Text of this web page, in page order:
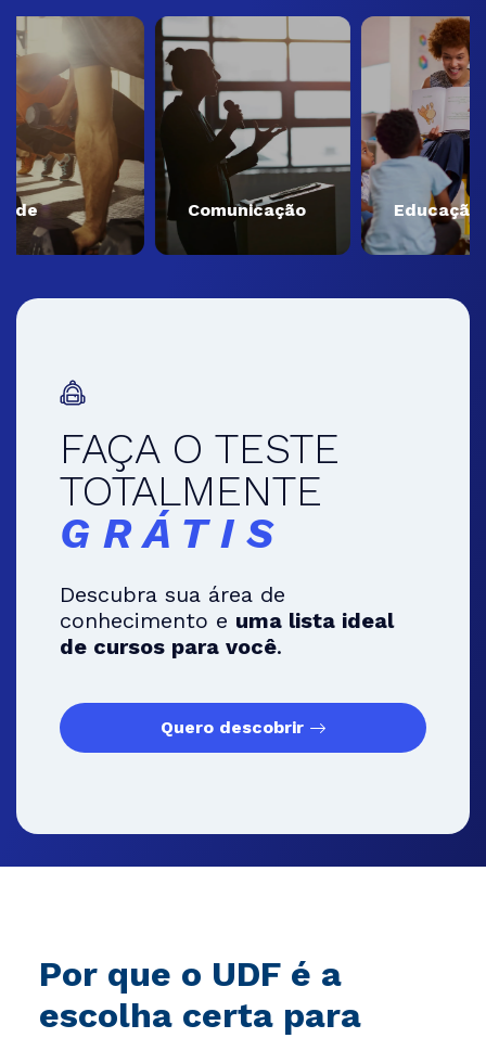
Comunicação Educação
FAÇA O TESTE
TOTALMENTE
GRÁTIS
Descubra sua área de
conhecimento e uma lista ideal
de cursos para você.
Quero descobrir
Por que o UDF é a
escolha certa para